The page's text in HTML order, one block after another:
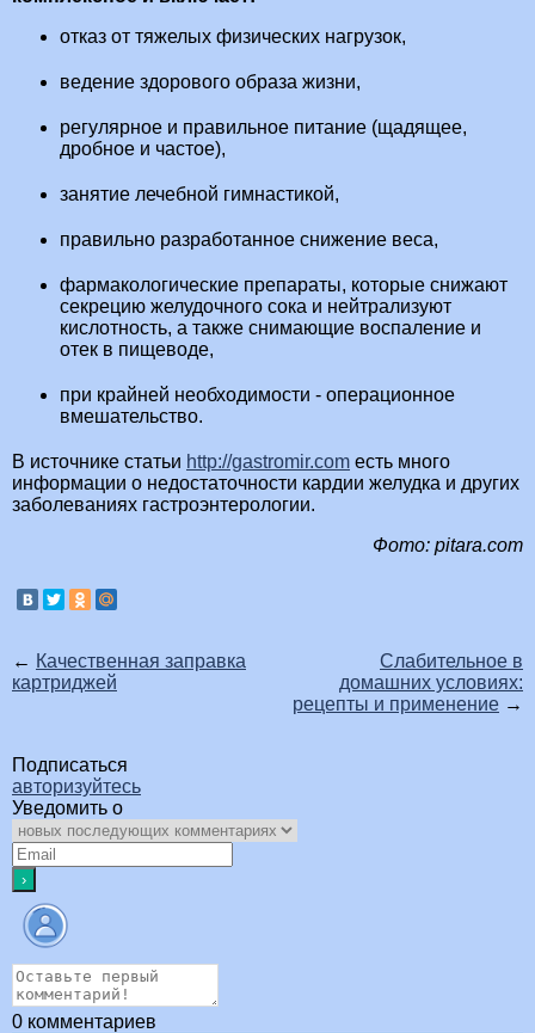
отказ от тяжелых физических нагрузок,
ведение здорового образа жизни,
регулярное и правильное питание (щадящее,
дробное и частое),
занятие лечебной гимнастикой,
правильно разработанное снижение веса,
фармакологические препараты, которые снижают
секрецию желудочного сока и нейтрализуют
кислотность, а также снимающие воспаление и
отек в пищеводе,
при крайней необходимости - операционное
вмешательство.
В источнике статьи http://gastromir.com есть много
информации о недостаточности кардии желудка и других
заболеваниях гастроэнтерологии.
Фото: pitara.com
← Качественная заправка
картриджей
Слабительное в
домашних условиях:
рецепты и применение →
Подписаться
авторизуйтесь
Уведомить о
0 комментариев